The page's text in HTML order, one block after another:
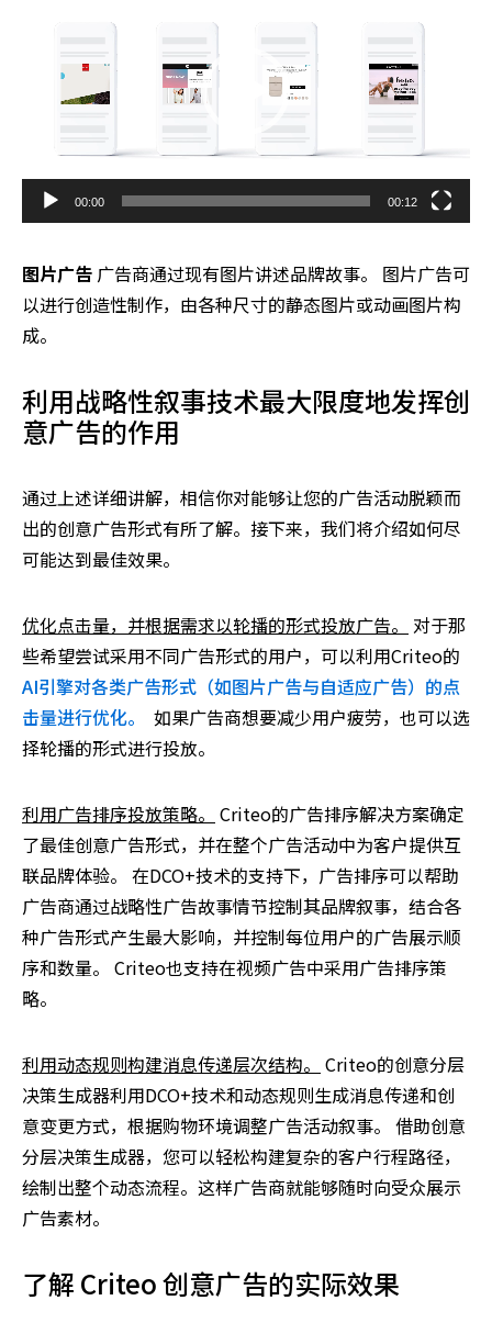
00:00 00:12
图片广告 广告商通过现有图片讲述品牌故事。 图片广告可
以进行创造性制作，由各种尺寸的静态图片或动画图片构
成。
利用战略性叙事技术最大限度地发挥创
意广告的作用
通过上述详细讲解，相信你对能够让您的广告活动脱颖而
出的创意广告形式有所了解。接下来，我们将介绍如何尽
可能达到最佳效果。
优化点击量，并根据需求以轮播的形式投放广告。
对于那
些希望尝试采用不同广告形式的用户，可以利用Criteo的
AI引擎对各类广告形式（如图片广告与自适应广告）的点
击量进行优化。
如果广告商想要减少用户疲劳，也可以选
择轮播的形式进行投放。
利用广告排序投放策略。 Criteo的广告排序解决方案确定
了最佳创意广告形式，并在整个广告活动中为客户提供互
联品牌体验。 在DCO+技术的支持下，广告排序可以帮助
广告商通过战略性广告故事情节控制其品牌叙事，结合各
种广告形式产生最大影响，并控制每位用户的广告展示顺
序和数量。 Criteo也支持在视频广告中采用广告排序策
略。
利用动态规则构建消息传递层次结构。 Criteo的创意分层
决策生成器利用DCO+技术和动态规则生成消息传递和创
意变更方式，根据购物环境调整广告活动叙事。 借助创意
分层决策生成器，您可以轻松构建复杂的客户行程路径，
绘制出整个动态流程。这样广告商就能够随时向受众展示
广告素材。
了解 Criteo 创意广告的实际效果